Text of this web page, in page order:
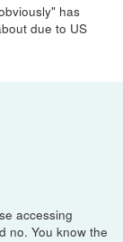
has
due to US
accessing
no. You know the